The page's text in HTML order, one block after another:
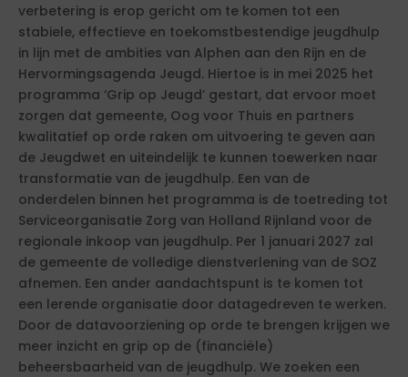
verbetering is erop gericht om te komen tot een
stabiele, effectieve en toekomstbestendige jeugdhulp
in lijn met de ambities van Alphen aan den Rijn en de
Hervormingsagenda Jeugd. Hiertoe is in mei 2025 het
programma ‘Grip op Jeugd’ gestart, dat ervoor moet
zorgen dat gemeente, Oog voor Thuis en partners
kwalitatief op orde raken om uitvoering te geven aan
de Jeugdwet en uiteindelijk te kunnen toewerken naar
transformatie van de jeugdhulp. Een van de
onderdelen binnen het programma is de toetreding tot
Serviceorganisatie Zorg van Holland Rijnland voor de
regionale inkoop van jeugdhulp. Per 1 januari 2027 zal
de gemeente de volledige dienstverlening van de SOZ
afnemen. Een ander aandachtspunt is te komen tot
een lerende organisatie door datagedreven te werken.
Door de datavoorziening op orde te brengen krijgen we
meer inzicht en grip op de (financiële)
beheersbaarheid van de jeugdhulp. We zoeken een